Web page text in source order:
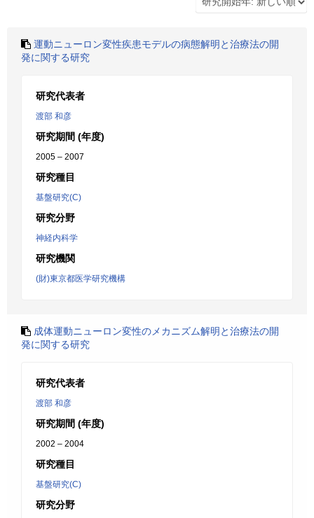
運動ニューロン変性疾患モデルの病態解明と治療法の開
発に関する研究
研究代表者
渡部 和彦
研究期間 (年度)
2005 – 2007
研究種目
基盤研究(C)
研究分野
神経内科学
研究機関
(財)東京都医学研究機構
成体運動ニューロン変性のメカニズム解明と治療法の開
発に関する研究
研究代表者
渡部 和彦
研究期間 (年度)
2002 – 2004
研究種目
基盤研究(C)
研究分野